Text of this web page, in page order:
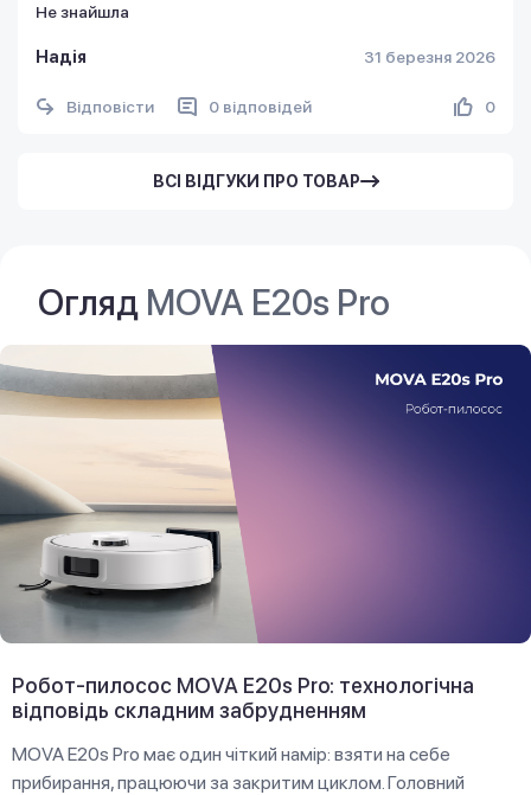
Не знайшла
Надія 31 березня 2026
Відповісти 0 відповідей 0
ВСІ ВІДГУКИ ПРО ТОВАР
Огляд MOVA E20s Pro
Робот-пилосос MOVA E20s Pro: технологічна
відповідь складним забрудненням
MOVA E20s Pro має один чіткий намір: взяти на себе
прибирання, працюючи за закритим циклом. Головний